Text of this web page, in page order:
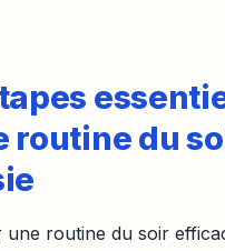
routine du
une routine du soir